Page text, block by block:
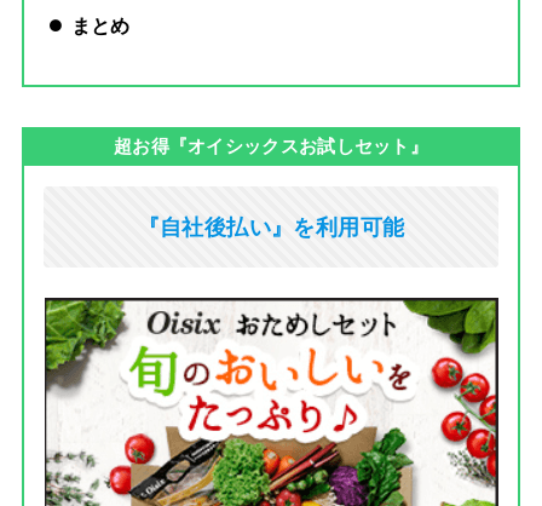
まとめ
超お得『オイシックスお試しセット』
『自社後払い』を利用可能